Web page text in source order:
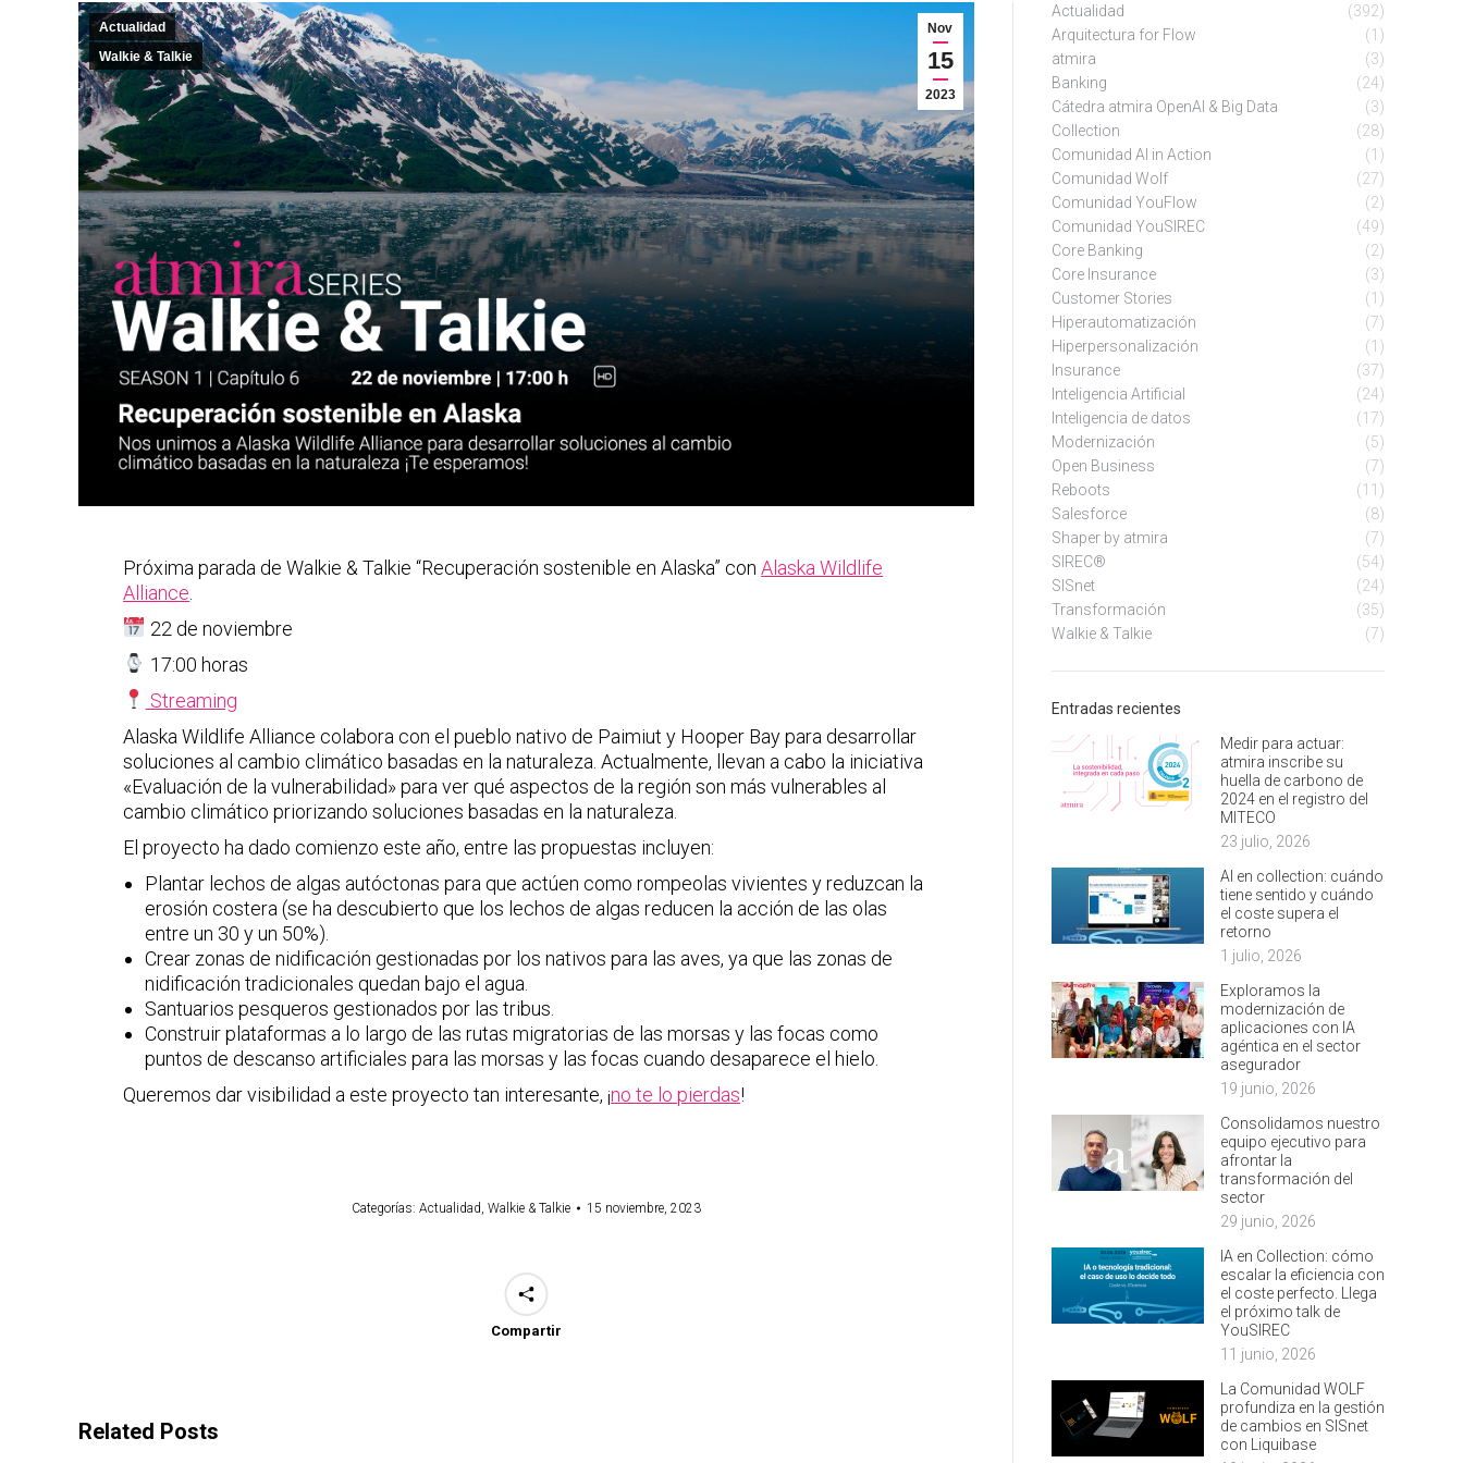
Nov
15
2023
Actualidad
Walkie & Talkie
Próxima parada de Walkie & Talkie “Recuperación sostenible en Alaska” conAlaska Wildlife
Alliance
22 de noviembre
17:00 horas
Streaming
Alaska Wildlife Alliance colabora con el pueblo nativo de Paimiut y Hooper Bay para desarrollar
soluciones al cambio climático basadas en la naturaleza. Actualmente, llevan a cabo la iniciativa
«Evaluación de la vulnerabilidad» para ver qué aspectos de la región son más vulnerables al
cambio climático priorizando soluciones basadas en la naturaleza.
El proyecto ha dado comienzo este año, entre las propuestas incluyen:
Plantar lechos de algas autóctonas para que actúen como rompeolas vivientes y reduzcan la
erosión costera (se ha descubierto que los lechos de algas reducen la acción de las olas
entre un 30 y un 50%).
Crear zonas de nidificación gestionadas por los nativos para las aves, ya que las zonas de
nidificación tradicionales quedan bajo el agua.
Santuarios pesqueros gestionados por las tribus.
Construir plataformas a lo largo de las rutas migratorias de las morsas y las focas como
puntos de descanso artificiales para las morsas y las focas cuando desaparece el hielo.
Queremos dar visibilidad a este proyecto tan interesante, ¡no te lo pierdas!
Categorías: Actualidad Walkie & Talkie 15 noviembre, 2023
Compartir
Related Posts
Actualidad
(392)
Arquitectura for Flow
(1)
atmira
(3)
Banking
(24)
Cátedra atmira OpenAI & Big Data
(3)
Collection
(28)
Comunidad AI in Action
(1)
Comunidad Wolf
(27)
Comunidad YouFlow
(2)
Comunidad YouSIREC
(49)
Core Banking
(2)
Core Insurance
(3)
Customer Stories
(1)
Hiperautomatización
(7)
Hiperpersonalización
(1)
Insurance
(37)
Inteligencia Artificial
(24)
Inteligencia de datos
(17)
Modernización
(5)
Open Business
(7)
Reboots
(11)
Salesforce
(8)
Shaper by atmira
(7)
SIREC®
(54)
SISnet
(24)
Transformación
(35)
Walkie & Talkie
(7)
Entradas recientes
Medir para actuar:
atmira inscribe su
huella de carbono de
2024 en el registro del
MITECO
23 julio, 2026
AI en collection: cuándo
tiene sentido y cuándo
el coste supera el
retorno
1 julio, 2026
Exploramos la
modernización de
aplicaciones con IA
agéntica en el sector
asegurador
19 junio, 2026
Consolidamos nuestro
equipo ejecutivo para
afrontar la
transformación del
sector
29 junio, 2026
IA en Collection: cómo
escalar la eficiencia con
el coste perfecto. Llega
el próximo talk de
YouSIREC
11 junio, 2026
La Comunidad WOLF
profundiza en la gestión
de cambios en SISnet
con Liquibase